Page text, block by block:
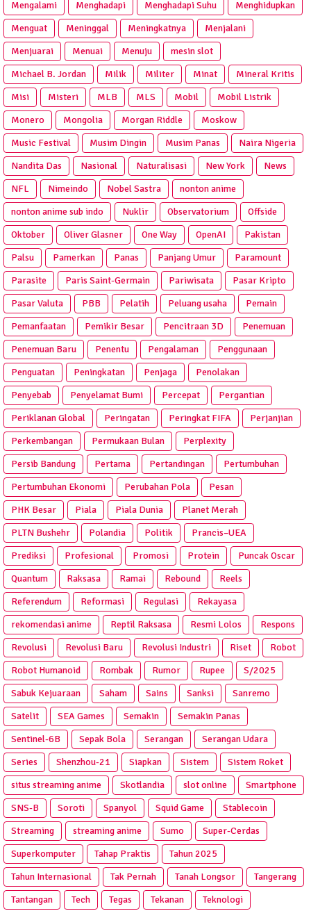
Mengalami Menghadapi Menghadapi Suhu
Menghidupkan
Menguat
Meninggal Meningkatnya
Menjalani
Menjuarai
Menuai Menuju
mesin slot
Michael B. Jordan
Milik Militer Minat
Mineral Kritis
Misi
Misteri MLB MLS Mobil
Mobil Listrik
Monero
Mongolia Morgan Riddle
Moskow
Music Festival
Musim Dingin Musim Panas
Naira Nigeria
Nandita Das
Nasional Naturalisasi New York
News
NFL
Nimeindo Nobel Sastra
nonton anime
nonton anime sub indo
Nuklir Observatorium
Offside
Oktober
Oliver Glasner One Way OpenAI
Pakistan
Palsu
Pamerkan Panas Panjang Umur
Paramount
Parasite
Paris Saint-Germain Pariwisata
Pasar Kripto
Pasar Valuta
PBB Pelatih Peluang usaha
Pemain
Pemanfaatan
Pemikir Besar Pencitraan 3D
Penemuan
Penemuan Baru
Penentu Pengalaman
Penggunaan
Penguatan
Peningkatan Penjaga
Penolakan
Penyebab
Penyelamat Bumi Percepat
Pergantian
Periklanan Global
Peringatan Peringkat FIFA
Perjanjian
Perkembangan
Permukaan Bulan
Perplexity
Persib Bandung
Pertama Pertandingan
Pertumbuhan
Pertumbuhan Ekonomi
Perubahan Pola
Pesan
PHK Besar
Piala Piala Dunia
Planet Merah
PLTN Bushehr
Polandia Politik
Prancis–UEA
Prediksi
Profesional Promosi Protein
Puncak Oscar
Quantum
Raksasa Ramai Rebound
Reels
Referendum
Reformasi Regulasi
Rekayasa
rekomendasi anime
Reptil Raksasa Resmi Lolos
Respons
Revolusi
Revolusi Baru Revolusi Industri Riset
Robot
Robot Humanoid
Rombak Rumor Rupee
S/2025
Sabuk Kejuaraan
Saham Sains Sanksi
Sanremo
Satelit
SEA Games Semakin
Semakin Panas
Sentinel-6B
Sepak Bola Serangan
Serangan Udara
Series
Shenzhou-21 Siapkan Sistem
Sistem Roket
situs streaming anime
Skotlandia slot online
Smartphone
SNS-B
Soroti Spanyol Squid Game
Stablecoin
Streaming
streaming anime Sumo
Super-Cerdas
Superkomputer
Tahap Praktis
Tahun 2025
Tahun Internasional
Tak Pernah Tanah Longsor
Tangerang
Tantangan
Tech Tegas Tekanan
Teknologi